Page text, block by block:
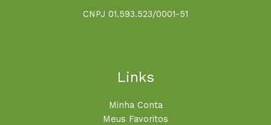
CNPJ 01.593.523/0001-51
Links
Minha Conta
Meus Favoritos